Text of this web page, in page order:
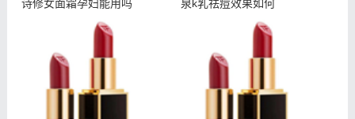
诗修女面霜孕妇能用吗
泉k乳祛痘效果如何
吃甜食会长痘吗 吃甜食对
朵拉朵尚除螨皂成分 朵拉